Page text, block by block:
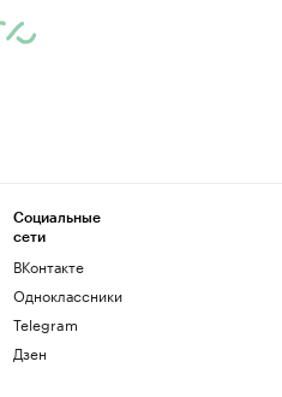
Социальные
сети
ВКонтакте
Одноклассники
Telegram
Дзен